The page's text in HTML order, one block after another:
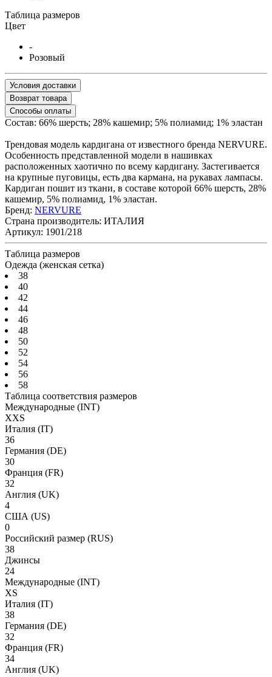
Таблица размеров
Цвет
-
Розовый
Условия доставки
Возврат товара
Способы оплаты
Состав: 66% шерсть; 28% кашемир; 5% полиамид; 1% эластан
Трендовая модель кардигана от известного бренда NERVURE.
Особенность представленной модели в нашивках
расположенных хаотично по всему кардигану. Застегивается
на крупные пуговицы, есть два кармана, на рукавах лампасы.
Кардиган пошит из ткани, в составе которой 66% шерсть, 28%
кашемир, 5% полиамид, 1% эластан.
Бренд: NERVURE
Страна производитель: ИТАЛИЯ
Артикул: 1901/218
Таблица размеров
Одежда (женская сетка)
38
40
42
44
46
48
50
52
54
56
58
Таблица соответствия размеров
Международные (INT)
XXS
Италия (IT)
36
Германия (DE)
30
Франция (FR)
32
Англия (UK)
4
США (US)
0
Российский размер (RUS)
38
Джинсы
24
Международные (INT)
XS
Италия (IT)
38
Германия (DE)
32
Франция (FR)
34
Англия (UK)